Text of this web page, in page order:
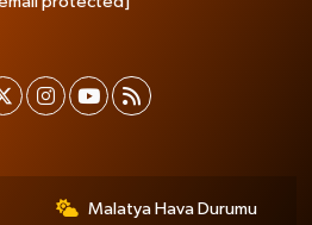
Malatya Hava Durumu